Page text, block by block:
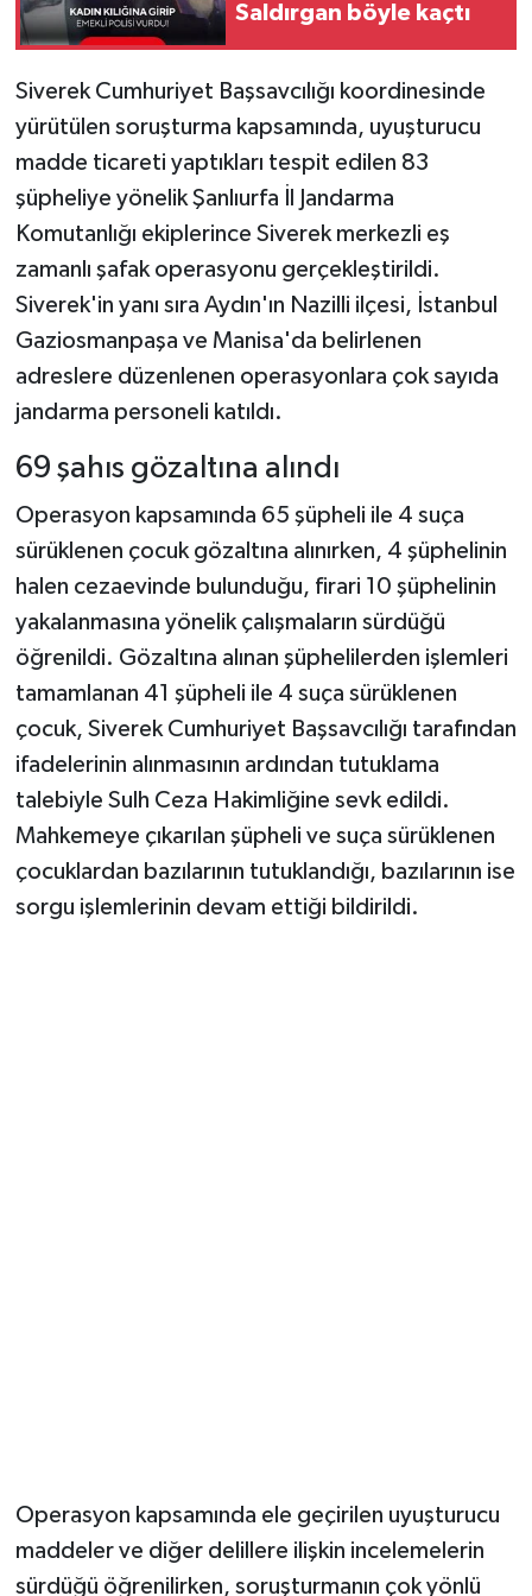
Saldırgan böyle kaçtı
Siverek Cumhuriyet Başsavcılığı koordinesinde
yürütülen soruşturma kapsamında, uyuşturucu
madde ticareti yaptıkları tespit edilen 83
şüpheliye yönelik Şanlıurfa İl Jandarma
Komutanlığı ekiplerince Siverek merkezli eş
zamanlı şafak operasyonu gerçekleştirildi.
Siverek'in yanı sıra Aydın'ın Nazilli ilçesi, İstanbul
Gaziosmanpaşa ve Manisa'da belirlenen
adreslere düzenlenen operasyonlara çok sayıda
jandarma personeli katıldı.
69 şahıs gözaltına alındı
Operasyon kapsamında 65 şüpheli ile 4 suça
sürüklenen çocuk gözaltına alınırken, 4 şüphelinin
halen cezaevinde bulunduğu, firari 10 şüphelinin
yakalanmasına yönelik çalışmaların sürdüğü
öğrenildi. Gözaltına alınan şüphelilerden işlemleri
tamamlanan 41 şüpheli ile 4 suça sürüklenen
çocuk, Siverek Cumhuriyet Başsavcılığı tarafından
ifadelerinin alınmasının ardından tutuklama
talebiyle Sulh Ceza Hakimliğine sevk edildi.
Mahkemeye çıkarılan şüpheli ve suça sürüklenen
çocuklardan bazılarının tutuklandığı, bazılarının ise
sorgu işlemlerinin devam ettiği bildirildi.
Operasyon kapsamında ele geçirilen uyuşturucu
maddeler ve diğer delillere ilişkin incelemelerin
sürdüğü öğrenilirken, soruşturmanın çok yönlü